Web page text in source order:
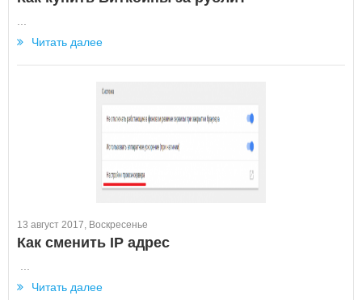
Читать далее
13 август 2017, Воскресенье
Как сменить IP адрес
Читать далее